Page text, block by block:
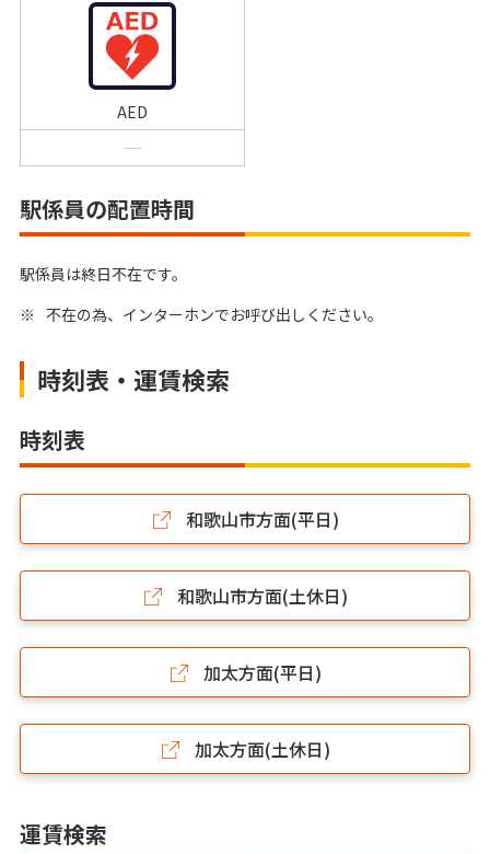
AED
駅係員の配置時間
駅係員は終日不在です。
※ 不在の為、インターホンでお呼び出しください。
時刻表・運賃検索
時刻表
和歌山市方面(平日)
和歌山市方面(土休日)
加太方面(平日)
加太方面(土休日)
運賃検索